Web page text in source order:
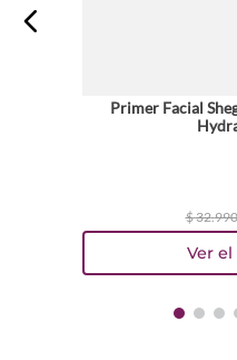
Primer Facial
$32.990